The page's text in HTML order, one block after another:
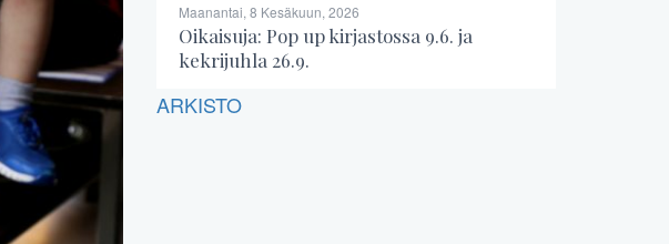
Maanantai, 8 Kesäkuun, 2026
Oikaisuja: Pop up kirjastossa 9.6. ja
kekrijuhla 26.9.
ARKISTO